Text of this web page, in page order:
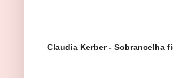
Claudia Kerber - Sobrancelha